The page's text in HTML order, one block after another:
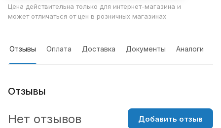
Цена действительна только для интернет-магазина и
может отличаться от цен в розничных магазинах
Отзывы Оплата Доставка Документы Аналоги
Отзывы
Нет отзывов Добавить отзыв